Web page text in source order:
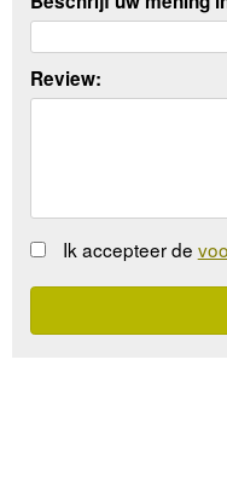
Review:
Ik accepteer de